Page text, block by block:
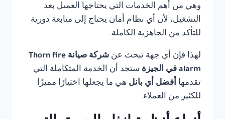
وهي من أهم الخدمات التي يحتاجها العميل بعد
التشغيل، لأن أي نظام أمان يحتاج إلى متابعة دورية
للتأكد من الجاهزية الكاملة.
لهذا فإن أي جهة تبحث عن
شركة صيانة Thorn fire
alarm في الجيزة
ستجد أن الخدمة المتكاملة التي
تقدمها أفضل أي بانل هي ما يجعلها اختيارًا مميزًا
للكثير من العملاء.